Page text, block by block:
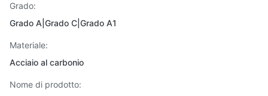
Grado:
Grado A|Grado C|Grado A1
Materiale:
Acciaio al carbonio
Nome di prodotto: